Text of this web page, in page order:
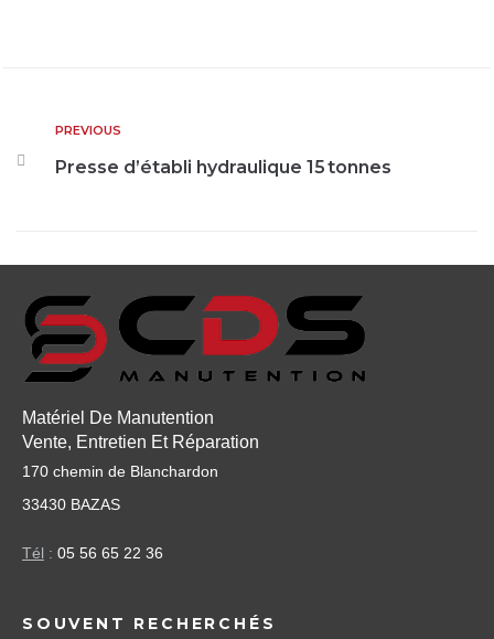
PREVIOUS
Presse d’établi hydraulique 15 tonnes
Matériel De Manutention
Vente, Entretien Et Réparation
170 chemin de Blanchardon
33430 BAZAS
Tél : 05 56 65 22 36
SOUVENT RECHERCHÉS